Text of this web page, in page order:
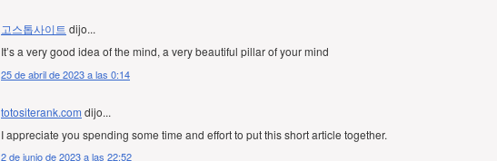
고스톱사이트 dijo...
It’s a very good idea of the mind, a very beautiful pillar of your mind
25 de abril de 2023 a las 0:14
totositerank.com dijo...
I appreciate you spending some time and effort to put this short article together.
2 de junio de 2023 a las 22:52